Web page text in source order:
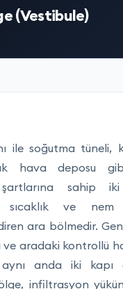
(Vestibule)
ile soğutma tüneli,
hava deposu
sahip
sıcaklık ve nem
ara bölmedir.
ve aradaki kontrollü
aynı anda iki kapı
infiltrasyon